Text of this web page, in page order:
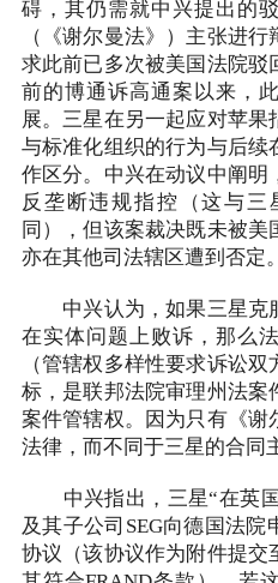
碍，其仍需就中兴提出的
（《谢尔曼法》）主张进
求此前已多次被美国法院驳
前的博通诉高通案以来，
展。三星在另一起应对苹
与标准化组织的行为与后续
作区分。中兴在动议中阐明
反垄断违规指控（这与
同），但该案裁决既未被美
亦在其他司法辖区遭到否定。
中兴认为，如果三星克
在实体问题上败诉，那么
（管辖权多样性要求诉讼
标，是联邦法院审理州法案
案件管辖权。因为只有《谢
法律，而不同于三星的合同
中兴指出，三星“在英国
及其子公司SEG向德国法
协议（该协议作为附件提交